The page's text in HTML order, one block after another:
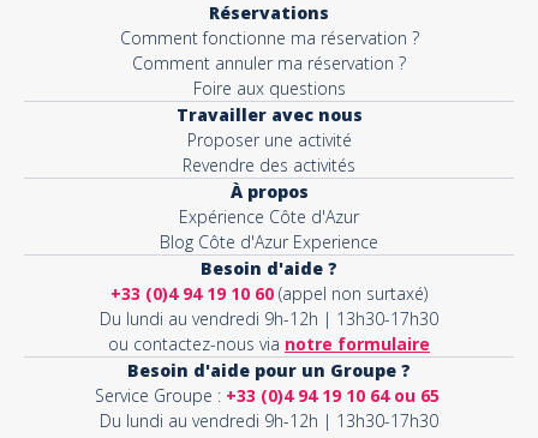
Réservations
Comment fonctionne ma réservation ?
Comment annuler ma réservation ?
Foire aux questions
Travailler avec nous
Proposer une activité
Revendre des activités
À propos
Expérience Côte d'Azur
Blog Côte d'Azur Experience
Besoin d'aide ?
+33 (0)4 94 19 10 60 (appel non surtaxé)
Du lundi au vendredi 9h-12h | 13h30-17h30
ou contactez-nous via notre formulaire
Besoin d'aide pour un Groupe ?
Service Groupe : +33 (0)4 94 19 10 64 ou 65
Du lundi au vendredi 9h-12h | 13h30-17h30